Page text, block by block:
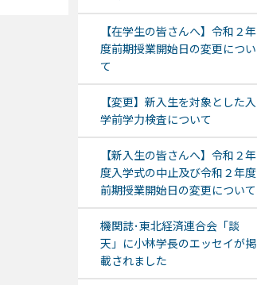
【在学生の皆さんへ】令和２年
度前期授業開始日の変更につい
て
【変更】新入生を対象とした入
学前学力検査について
【新入生の皆さんへ】令和２年
度入学式の中止及び令和２年度
前期授業開始日の変更について
機関誌･東北経済連合会「談
天」に小林学長のエッセイが掲
載されました